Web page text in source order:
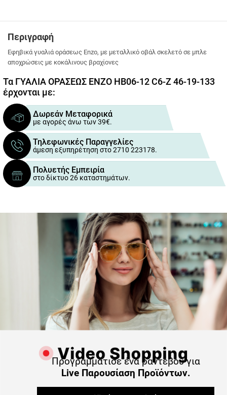
Περιγραφή
Εφηβικά γυαλιά οράσεως Enzo, με μεταλλικό οβάλ σκελετό σε μπλε
αποχρώσεις με κοκάλινους βραχίονες
Τα ΓΥΑΛΙΑ ΟΡΑΣΕΩΣ ENZO HB06-12 C6-Z 46-19-133
έρχονται με:
Δωρεάν Μεταφορικά
με αγορές άνω των 39€.
Τηλεφωνικές Παραγγελίες
άμεση εξυπηρέτηση στο 2710 223178.
Πολυετής Εμπειρία
στο δίκτυο 26 καταστημάτων.
Προγραμμάτισε ένα ραντεβού για
Live Παρουσίαση Προϊόντων.